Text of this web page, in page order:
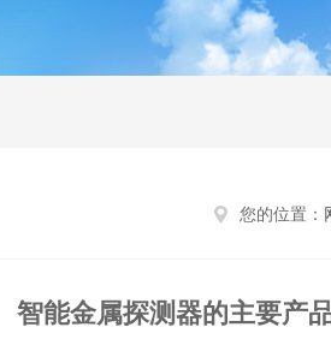
您的位置：
智能金属探测器的主要产